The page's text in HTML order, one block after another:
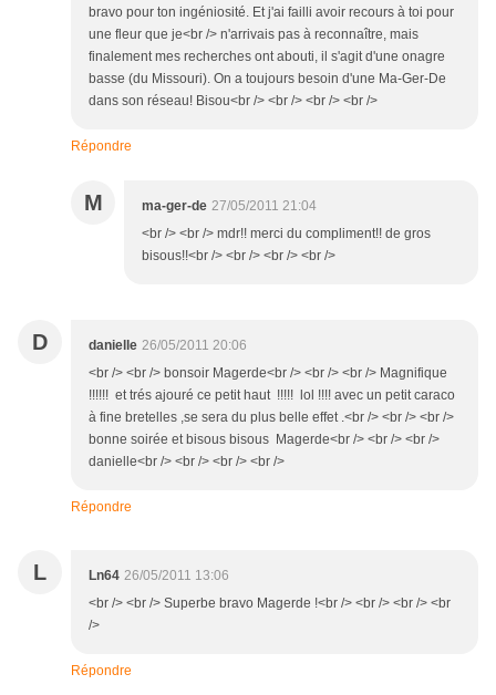
bravo pour ton ingéniosité. Et j'ai failli avoir recours à toi pour
une fleur que je<br /> n'arrivais pas à reconnaître, mais
finalement mes recherches ont abouti, il s'agit d'une onagre
basse (du Missouri). On a toujours besoin d'une Ma-Ger-De
dans son réseau! Bisou<br /> <br /> <br /> <br />
Répondre
M ma-ger-de 27/05/2011 21:04
<br /> <br /> mdr!! merci du compliment!! de gros
bisous!!<br /> <br /> <br /> <br />
D danielle 26/05/2011 20:06
<br /> <br /> bonsoir Magerde<br /> <br /> <br /> Magnifique
!!!!!! et trés ajouré ce petit haut !!!!! lol !!!! avec un petit caraco
à fine bretelles ,se sera du plus belle effet .<br /> <br /> <br />
bonne soirée et bisous bisous Magerde<br /> <br /> <br />
danielle<br /> <br /> <br /> <br />
Répondre
L Ln64 26/05/2011 13:06
<br /> <br /> Superbe bravo Magerde !<br /> <br /> <br /> <br
/>
Répondre